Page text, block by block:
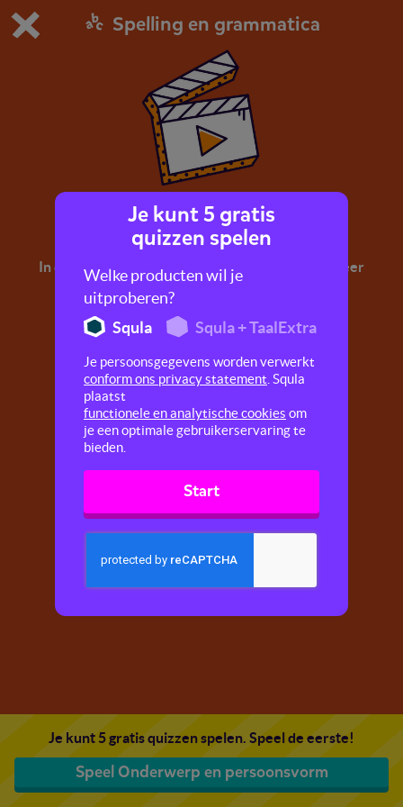
Dit is de gratis demo van Squla.
Bestel nu
0
Spelling en grammatica
Onderwerp en persoonsvorm
In dit filmpje help je Berend de beer en leer je meer
over het onderwerp en de persoonsvorm.
Je kunt 5 gratis quizzen spelen. Speel de eerste!
Speel Onderwerp en persoonsvorm
Je kunt 5 gratis
quizzen spelen
Welke producten wil je
uitproberen?
Squla
Squla + TaalExtra
Je persoonsgegevens worden verwerkt
conform ons privacy statement . Squla
plaatst
functionele en analytische cookies om
je een optimale gebruikerservaring te
bieden.
Start